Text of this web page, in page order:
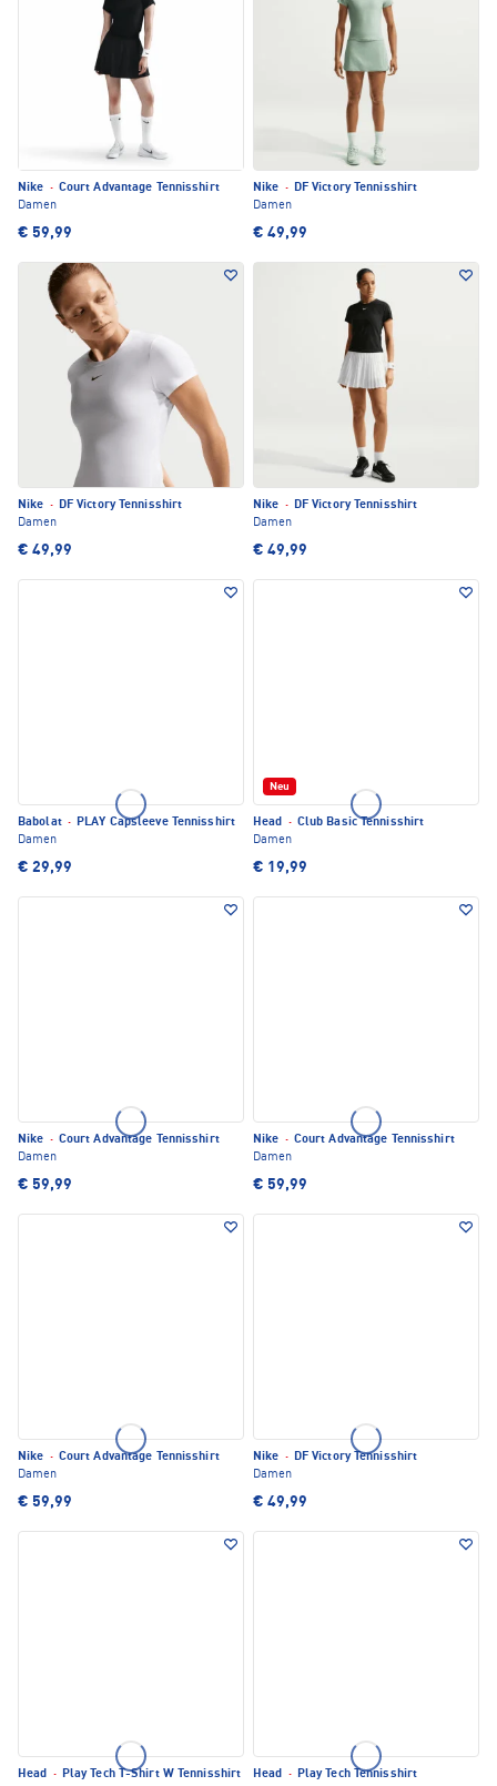
Nike · Court Advantage Tennisshirt
Damen
€ 59,99
Nike · DF Victory Tennisshirt
Damen
€ 49,99
Nike · DF Victory Tennisshirt
Damen
€ 49,99
Nike · DF Victory Tennisshirt
Damen
€ 49,99
Babolat · PLAY Capsleeve Tennisshirt
Damen
€ 29,99
Neu
Head · Club Basic Tennisshirt
Damen
€ 19,99
Nike · Court Advantage Tennisshirt
Damen
€ 59,99
Nike · Court Advantage Tennisshirt
Damen
€ 59,99
Nike · Court Advantage Tennisshirt
Damen
€ 59,99
Nike · DF Victory Tennisshirt
Damen
€ 49,99
Head · Play Tech T-Shirt W Tennisshirt Head · Play Tech Tennisshirt